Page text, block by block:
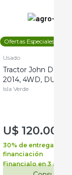
Ofertas Especiales
Usado
Tractor John Deere
2014, 4WD, DUAL
Isla Verde
U$ 120.000
30% de entrega +
financiación
Financialo en 3 años